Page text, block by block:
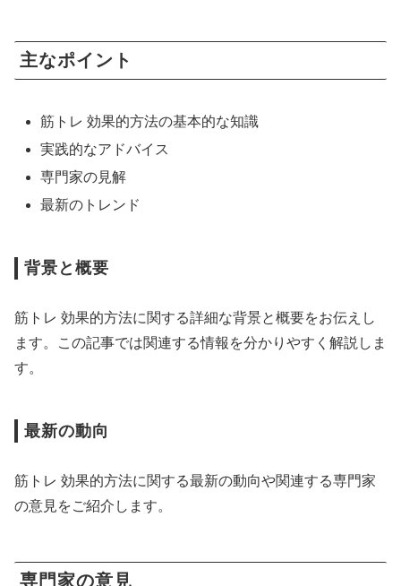
主なポイント
筋トレ 効果的方法の基本的な知識
実践的なアドバイス
専門家の見解
最新のトレンド
背景と概要
筋トレ 効果的方法に関する詳細な背景と概要をお伝えし
ます。この記事では関連する情報を分かりやすく解説しま
す。
最新の動向
筋トレ 効果的方法に関する最新の動向や関連する専門家
の意見をご紹介します。
専門家の意見